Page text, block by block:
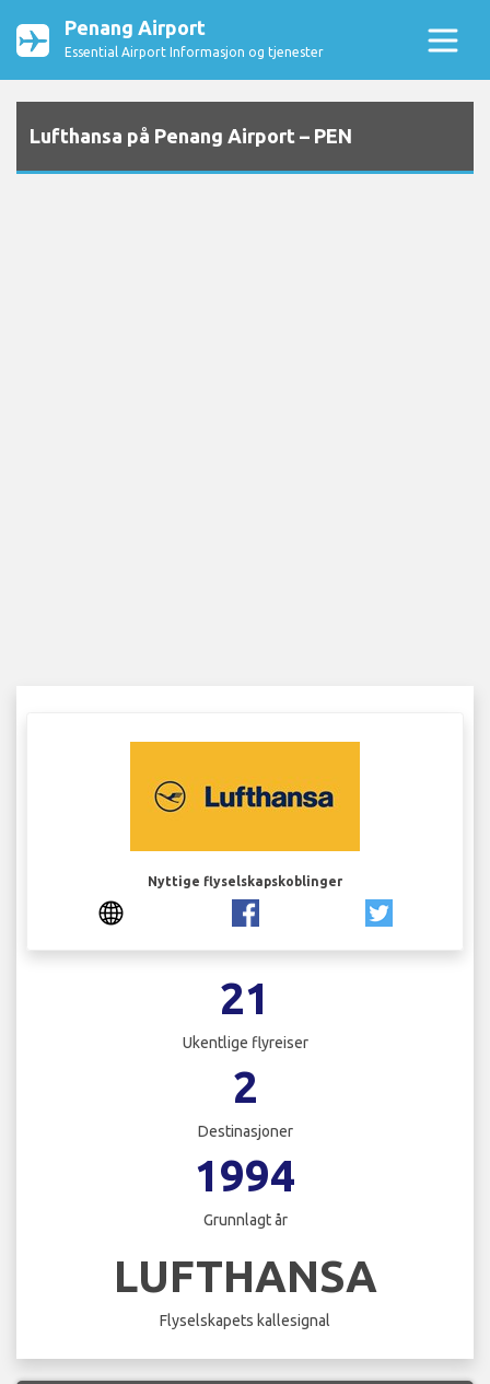
Penang Airport
Essential Airport Informasjon og tjenester
Lufthansa på Penang Airport – PEN
Nyttige flyselskapskoblinger
21
Ukentlige flyreiser
2
Destinasjoner
1994
Grunnlagt år
LUFTHANSA
Flyselskapets kallesignal